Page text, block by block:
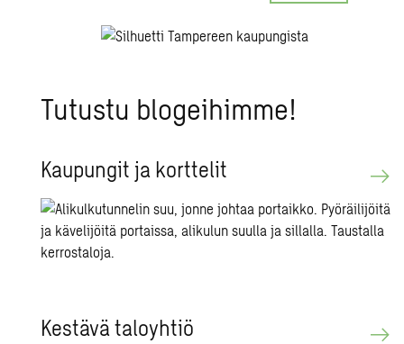
Tu­tus­tu blo­gei­him­me!
Kau­pun­git ja kort­te­lit
Kes­tä­vä ta­lo­yh­tiö